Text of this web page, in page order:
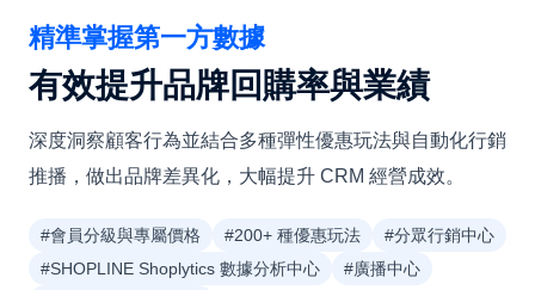
精準掌握第一方數據
有效提升品牌回購率與業績
深度洞察顧客行為並結合多種彈性優惠玩法與自動化行銷
推播，做出品牌差異化，大幅提升 CRM 經營成效。
#會員分級與專屬價格 #200+ 種優惠玩法
#分眾行銷中心
#SHOPLINE Shoplytics 數據分析中心
#廣播中心